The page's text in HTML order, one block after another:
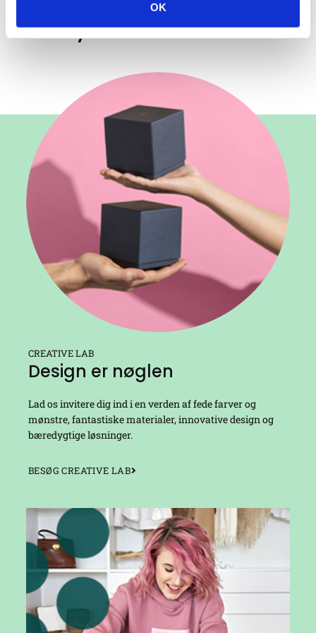
OK
Dyk ind i vores verden
CREATIVE LAB
Design er nøglen
Lad os invitere dig ind i en verden af fede farver og
mønstre, fantastiske materialer, innovative design og
bæredygtige løsninger.
BESØG CREATIVE LAB